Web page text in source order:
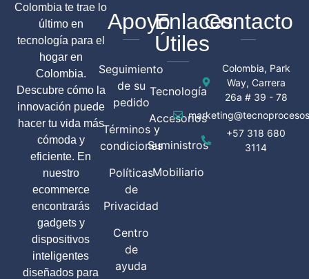
Colombia te trae lo
último en
tecnología para el
hogar en
Colombia.
Descubre cómo la
innovación puede
hacer tu vida más
cómoda y
eficiente. En
nuestro
ecommerce
encontrarás
gadgets y
dispositivos
inteligentes
diseñados para
Apoyo
Seguimiento
de su
pedido
Términos y
condiciones
Políticas
de
Privacidad
Centro
de
ayuda
Enlaces
Útiles
Tecnología
Accesorios
Suministros
Mobiliario
Contacto
Colombia, Park
Way, Carrera
26a # 39 - 78
+57 318 680
3114